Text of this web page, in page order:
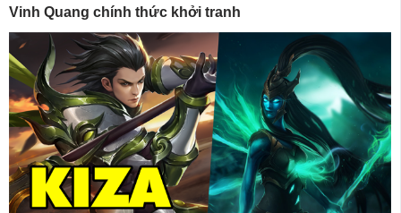
Vinh Quang chính thức khởi tranh